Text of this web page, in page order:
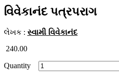
વિવેકાનંદ પત્રપરાગ
લેખક : સ્વામી વિવેકાનંદ
240.00
Quantity